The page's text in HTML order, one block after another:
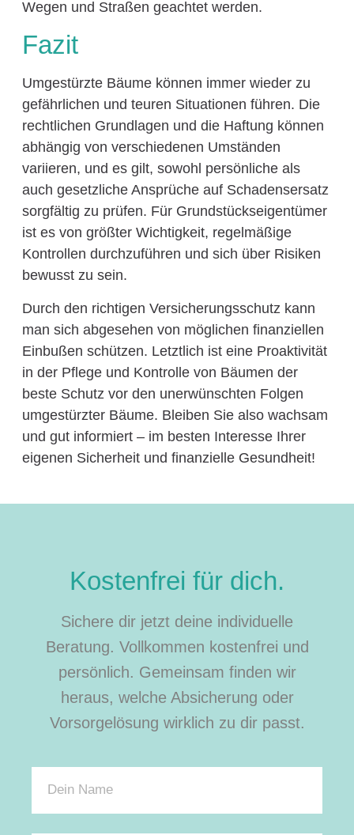
Wegen und Straßen geachtet werden.
Fazit
Umgestürzte Bäume können immer wieder zu
gefährlichen und teuren Situationen führen. Die
rechtlichen Grundlagen und die Haftung können
abhängig von verschiedenen Umständen
variieren, und es gilt, sowohl persönliche als
auch gesetzliche Ansprüche auf Schadensersatz
sorgfältig zu prüfen. Für Grundstückseigentümer
ist es von größter Wichtigkeit, regelmäßige
Kontrollen durchzuführen und sich über Risiken
bewusst zu sein.
Durch den richtigen Versicherungsschutz kann
man sich abgesehen von möglichen finanziellen
Einbußen schützen. Letztlich ist eine Proaktivität
in der Pflege und Kontrolle von Bäumen der
beste Schutz vor den unerwünschten Folgen
umgestürzter Bäume. Bleiben Sie also wachsam
und gut informiert – im besten Interesse Ihrer
eigenen Sicherheit und finanzielle Gesundheit!
Kostenfrei für dich.
Sichere dir jetzt deine individuelle
Beratung. Vollkommen kostenfrei und
persönlich. Gemeinsam finden wir
heraus, welche Absicherung oder
Vorsorgelösung wirklich zu dir passt.